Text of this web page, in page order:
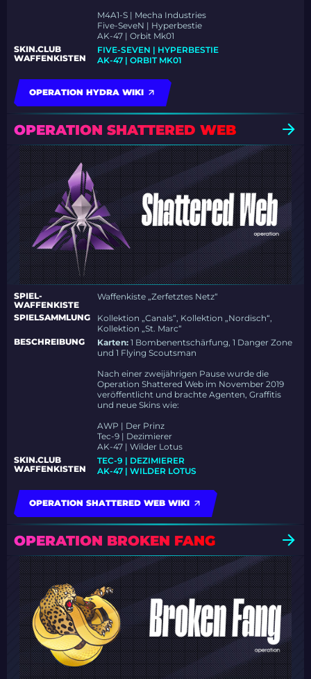
M4A1-S | Mecha Industries
Five-SeveN | Hyperbestie
AK-47 | Orbit Mk01
SKIN.CLUB
WAFFENKISTEN
FIVE-SEVEN | HYPERBESTIE
AK-47 | ORBIT MK01
OPERATION HYDRA WIKI
OPERATION SHATTERED WEB
SPIEL-
WAFFENKISTE
Waffenkiste „Zerfetztes Netz“
SPIELSAMMLUNG
Kollektion „Canals“, Kollektion „Nordisch“,
Kollektion „St. Marc“
BESCHREIBUNG
Karten: 1 Bombenentschärfung, 1 Danger Zone
und 1 Flying Scoutsman
Nach einer zweijährigen Pause wurde die
Operation Shattered Web im November 2019
veröffentlicht und brachte Agenten, Graffitis
und neue Skins wie:
AWP | Der Prinz
Tec-9 | Dezimierer
AK-47 | Wilder Lotus
SKIN.CLUB
WAFFENKISTEN
TEC-9 | DEZIMIERER
AK-47 | WILDER LOTUS
OPERATION SHATTERED WEB WIKI
OPERATION BROKEN FANG